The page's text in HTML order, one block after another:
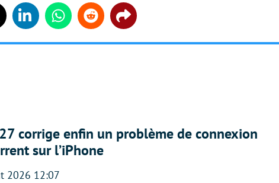
LinkedinWhatsappReddit Share
corrige enfin un problème de connexion
sur l’iPhone
2026 12:07